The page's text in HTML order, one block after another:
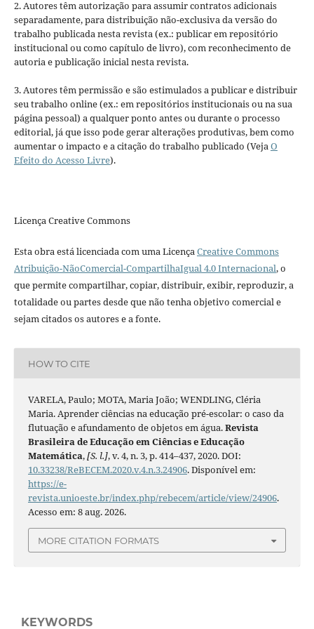
2. Autores têm autorização para assumir contratos adicionais
separadamente, para distribuição não-exclusiva da versão do
trabalho publicada nesta revista (ex.: publicar em repositório
institucional ou como capítulo de livro), com reconhecimento de
autoria e publicação inicial nesta revista.
3. Autores têm permissão e são estimulados a publicar e distribuir
seu trabalho online (ex.: em repositórios institucionais ou na sua
página pessoal) a qualquer ponto antes ou durante o processo
editorial, já que isso pode gerar alterações produtivas, bem como
aumentar o impacto e a citação do trabalho publicado (VejaO
Efeito do Acesso Livre).
Licença Creative Commons
Esta obra está licenciada com uma LicençaCreative Commons
Atribuição-NãoComercial-CompartilhaIgual 4.0 Internacional, o
que permite compartilhar, copiar, distribuir, exibir, reproduzir, a
totalidade ou partes desde que não tenha objetivo comercial e
sejam citados os autores e a fonte.
HOW TO CITE
VARELA, Paulo; MOTA, Maria João; WENDLING, Cléria
Maria. Aprender ciências na educação pré-escolar: o caso da
flutuação e afundamento de objetos em água.Revista
Brasileira de Educação em Ciências e Educação
Matemática,[S. l.], v. 4, n. 3, p. 414–437, 2020. DOI:
10.33238/ReBECEM.2020.v.4.n.3.24906. Disponível em:
https://e-
revista.unioeste.br/index.php/rebecem/article/view/24906.
Acesso em: 8 aug. 2026.
MORE CITATION FORMATS
KEYWORDS